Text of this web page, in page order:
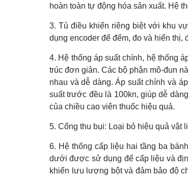
hoàn toàn tự động hóa sản xuất. Hệ
3. Tủ điều khiển riêng biệt với khu
dụng encoder để đếm, đo và hiển thị,
4. Hệ thống áp suất chính, hệ thống
trúc đơn giản. Các bộ phận mô-đun
nhau và dễ dàng. Áp suất chính và
suất trước đều là 100kn, giúp dễ
của chiều cao viên thuốc hiệu quả.
5. Cổng thu bụi: Loại bỏ hiệu quả vật
6. Hệ thống cấp liệu hai tầng ba
dưới được sử dụng để cấp liệu và
khiển lưu lượng bột và đảm bảo độ